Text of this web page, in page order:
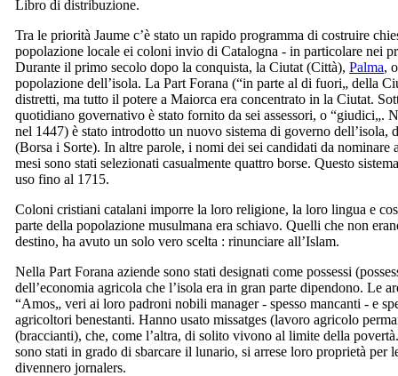
Libro di distribuzione.
Tra le priorità Jaume c’è stato un rapido programma di costruire
popolazione locale ei coloni invio di Catalogna - in particolare nei
Durante il primo secolo dopo la conquista, la Ciutat (Città), Palma,
popolazione dell’isola. La Part Forana (“in parte al di fuori„ della
distretti, ma tutto il potere a Maiorca era concentrato in la Ciutat.
quotidiano governativo è stato fornito da sei assessori, o “giudici„.
nel 1447) è stato introdotto un nuovo sistema di governo dell’isola,
(Borsa i Sorte). In altre parole, i nomi dei sei candidati da nominare
mesi sono stati selezionati casualmente quattro borse. Questo
uso fino al 1715.
Coloni cristiani catalani imporre la loro religione, la loro lingua e
parte della popolazione musulmana era schiavo. Quelli che non
destino, ha avuto un solo vero scelta : rinunciare all’Islam.
Nella Part Forana aziende sono stati designati come possessi (
dell’economia agricola che l’isola era in gran parte dipendono. Le
“Amos„ veri ai loro padroni nobili manager - spesso mancanti - e
agricoltori benestanti. Hanno usato missatges (lavoro agricolo
(braccianti), che, come l’altra, di solito vivono al limite della
sono stati in grado di sbarcare il lunario, si arrese loro proprietà per
divennero jornalers.